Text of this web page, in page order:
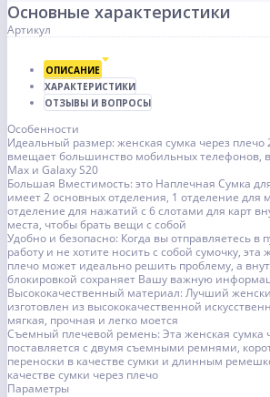
Основные характеристики
Артикул
ОПИСАНИЕ
ХАРАКТЕРИСТИКИ
ОТЗЫВЫ И ВОПРОСЫ
Особенности
Идеальный размер: женская сумка через плечо
вмещает большинство мобильных телефонов,
Max и Galaxy S20
Большая Вместимость: это Наплечная Сумка
имеет 2 основных отделения, 1 отделение для
отделение для нажатий с 6 слотами для карт
места, чтобы брать вещи с собой
Удобно и безопасно: Когда вы отправляетесь в
работу и не хотите носить с собой сумочку, эта
плечо может идеально решить проблему, а
блокировкой сохраняет Вашу важную
Высококачественный материал: Лучший
изготовлен из высококачественной
мягкая, прочная и легко моется
Съемный плечевой ремень: Эта женская сумка
поставляется с двумя съемными ремнями,
переноски в качестве сумки и длинным
качестве сумки через плечо
Параметры